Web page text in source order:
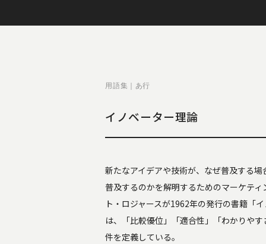
用語集｜あ行
イノベーター理論
新たなアイデアや技術が、なぜ普及する
普及するのかを解明するためのマーケテ
ト・ロジャースが1962年の発行の書籍「
は、「比較優位」「適合性」「わかりや
件を定義している。